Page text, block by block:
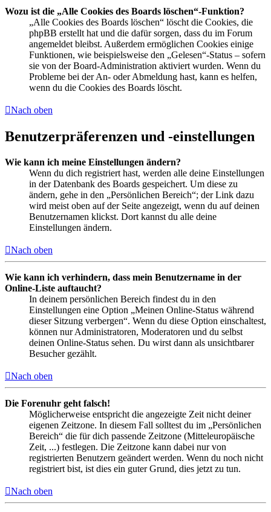
Wozu ist die „Alle Cookies des Boards löschen“-Funktion?
„Alle Cookies des Boards löschen“ löscht die Cookies, die
phpBB erstellt hat und die dafür sorgen, dass du im Forum
angemeldet bleibst. Außerdem ermöglichen Cookies einige
Funktionen, wie beispielsweise den „Gelesen“-Status – sofern
sie von der Board-Administration aktiviert wurden. Wenn du
Probleme bei der An- oder Abmeldung hast, kann es helfen,
wenn du die Cookies des Boards löscht.
Nach oben
Benutzerpräferenzen und -einstellungen
Wie kann ich meine Einstellungen ändern?
Wenn du dich registriert hast, werden alle deine Einstellungen
in der Datenbank des Boards gespeichert. Um diese zu
ändern, gehe in den „Persönlichen Bereich“; der Link dazu
wird meist oben auf der Seite angezeigt, wenn du auf deinen
Benutzernamen klickst. Dort kannst du alle deine
Einstellungen ändern.
Nach oben
Wie kann ich verhindern, dass mein Benutzername in der
Online-Liste auftaucht?
In deinem persönlichen Bereich findest du in den
Einstellungen eine Option „Meinen Online-Status während
dieser Sitzung verbergen“. Wenn du diese Option einschaltest,
können nur Administratoren, Moderatoren und du selbst
deinen Online-Status sehen. Du wirst dann als unsichtbarer
Besucher gezählt.
Nach oben
Die Forenuhr geht falsch!
Möglicherweise entspricht die angezeigte Zeit nicht deiner
eigenen Zeitzone. In diesem Fall solltest du im „Persönlichen
Bereich“ die für dich passende Zeitzone (Mitteleuropäische
Zeit, ...) festlegen. Die Zeitzone kann dabei nur von
registrierten Benutzern geändert werden. Wenn du noch nicht
registriert bist, ist dies ein guter Grund, dies jetzt zu tun.
Nach oben